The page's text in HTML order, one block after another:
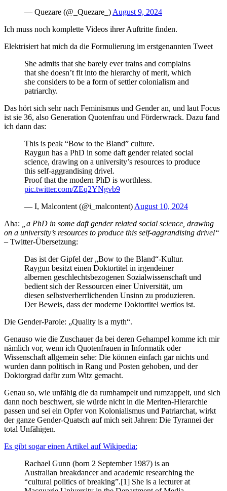
— Quezare (@_Quezare_)August 9, 2024
Ich muss noch komplette Videos ihrer Auftritte finden.
Elektrisiert hat mich da die Formulierung im erstgenannten Tweet
She admits that she barely ever trains and complains
that she doesn’t fit into the hierarchy of merit, which
she considers to be a form of settler colonialism and
patriarchy.
Das hört sich sehr nach Feminismus und Gender an, und laut Focus
ist sie 36, also Generation Quotenfrau und Förderwrack. Dazu fand
ich dann das:
This is peak “Bow to the Bland” culture.
Raygun has a PhD in some daft gender related social
science, drawing on a university’s resources to produce
this self-aggrandising drivel.
Proof that the modern PhD is worthless.
pic.twitter.com/ZEq2YNgvb9
— I, Malcontent (@i_malcontent)August 10, 2024
Aha: „a PhD in some daft gender related social science, drawing
on a university’s resources to produce this self-aggrandising drivel“
– Twitter-Übersetzung:
Das ist der Gipfel der „Bow to the Bland“-Kultur.
Raygun besitzt einen Doktortitel in irgendeiner
albernen geschlechtsbezogenen Sozialwissenschaft und
bedient sich der Ressourcen einer Universität, um
diesen selbstverherrlichenden Unsinn zu produzieren.
Der Beweis, dass der moderne Doktortitel wertlos ist.
Die Gender-Parole: „Quality is a myth“.
Genauso wie die Zuschauer da bei deren Gehampel komme ich mir
nämlich vor, wenn ich Quotenfrauen in Informatik oder
Wissenschaft allgemein sehe: Die können einfach gar nichts und
wurden dann politisch in Rang und Posten gehoben, und der
Doktorgrad dafür zum Witz gemacht.
Genau so, wie unfähig die da rumhampelt und rumzappelt, und sich
dann noch beschwert, sie würde nicht in die Meriten-Hierarchie
passen und sei ein Opfer von Kolonialismus und Patriarchat, wirkt
der ganze Gender-Quatsch auf mich seit Jahren: Die Tyrannei der
total Unfähigen.
Es gibt sogar einen Artikel auf Wikipedia:
Rachael Gunn (born 2 September 1987) is an
Australian breakdancer and academic researching the
“cultural politics of breaking”.[1] She is a lecturer at